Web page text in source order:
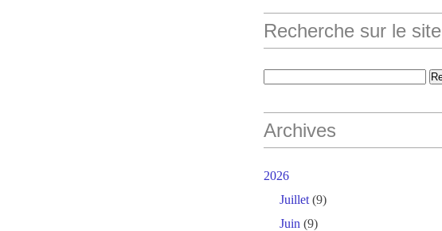
Recherche sur le site
Archives
2026
Juillet (9)
Juin (9)